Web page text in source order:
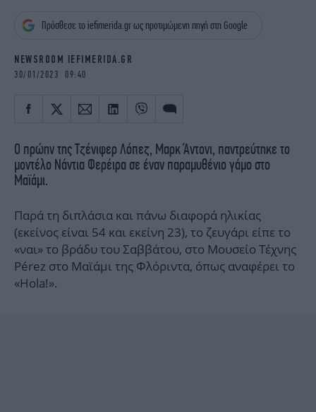
OSCARS
THE OCEAN
Πρόσθεσε το iefimerida.gr ως προτιμώμενη πηγή στη Google
NEWSROOM IEFIMERIDA.GR
30/01/2023 09:40
Ο πρώην της Τζένιφερ Λόπεζ, Μαρκ Άντονι, παντρεύτηκε το
μοντέλο Νάντια Φερέιρα σε έναν παραμυθένιο γάμο στο
Μαϊάμι.
Παρά τη διπλάσια και πάνω διαφορά ηλικίας
(εκείνος είναι 54 και εκείνη 23), το ζευγάρι είπε το
«ναι» το βράδυ του Σαββάτου, στο Μουσείο Τέχνης
Pérez στο Μαϊάμι της Φλόριντα, όπως αναφέρει το
«Hola!».